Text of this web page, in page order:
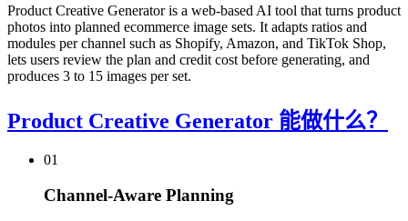
Product Creative Generator is a web-based AI tool that turns product
photos into planned ecommerce image sets. It adapts ratios and
modules per channel such as Shopify, Amazon, and TikTok Shop,
lets users review the plan and credit cost before generating, and
produces 3 to 15 images per set.
Product Creative Generator 能做什么？
01
Channel-Aware Planning